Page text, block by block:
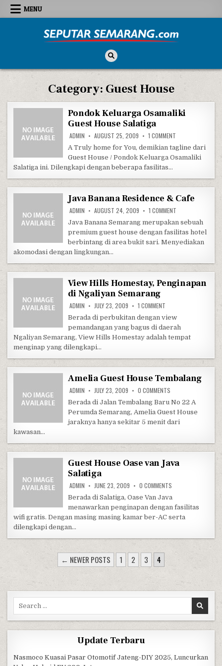
Skip to content
MENU
Category: Guest House
Pondok Keluarga Osamaliki
Guest House Salatiga
ADMIN AUGUST 25, 2009 1 COMMENT
A Truly home for You, demikian tagline dari
Guest House / Pondok Keluarga Osamaliki
Salatiga ini. Dilengkapi dengan beberapa fasilitas…
Java Banana Residence & Cafe
ADMIN AUGUST 24, 2009 1 COMMENT
Java Banana Semarang merupakan sebuah
premium guest house dengan fasilitas hotel
berbintang di area bukit sari. Menyediakan
akomodasi dengan lingkungan…
View Hills Homestay, Penginapan
di Ngaliyan Semarang
ADMIN JULY 23, 2009 1 COMMENT ON VIEW HILLS
Berada di perbukitan dengan view
pemandangan yang bagus di daerah
Ngaliyan Semarang, View Hills Homestay adalah tempat
menginap yang dilengkapi…
Amelia Guest House Tembalang
ADMIN JULY 23, 2009 0 COMMENTS
Berada di Jalan Tembalang Baru No 22 A
Perumda Semarang, Amelia Guest House
jaraknya hanya sekitar 5 menit dari
kawasan…
Guest House Oase van Java
Salatiga
ADMIN JUNE 23, 2009 0 COMMENTS
Berada di Salatiga, Oase Van Java
menawarkan penginapan dengan fasilitas
wifi gratis. Dengan masing masing kamar ber-AC serta
dilengkapi dengan…
POSTS PAGINATION
← NEWER POSTS 1 2 3 4
Search for:
Update Terbaru
Nasmoco Kuasai Pasar Otomotif Jateng-DIY 2025, Luncurkan